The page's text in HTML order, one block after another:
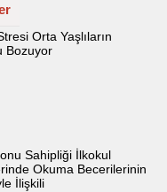
Orta Yaşlıların
Bozuyor
Sahipliği İlkokul
Okuma Becerilerinin
İlişkili